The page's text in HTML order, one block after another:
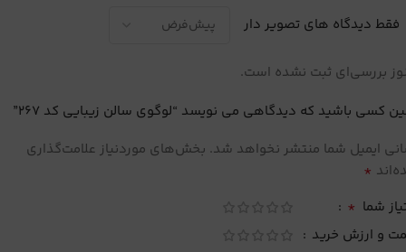
فقط دیدگاه های تصویر دار
بررسی‌ای ثبت نشده است.
کسی باشید که دیدگاهی می نویسد “لوگوی سالن زیبایی کد 267”
ایمیل شما منتشر نخواهد شد. بخش‌های موردنیاز علامت‌گذاری
*
شما *
و ارزش خرید